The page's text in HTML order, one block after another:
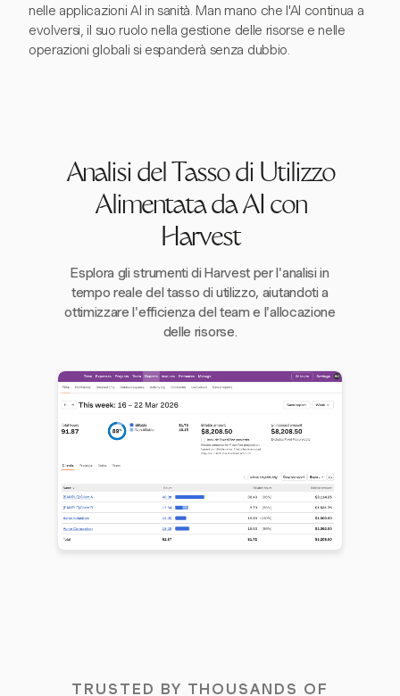
nelle applicazioni AI in sanità. Man mano che l'AI continua a
evolversi, il suo ruolo nella gestione delle risorse e nelle
operazioni globali si espanderà senza dubbio.
Analisi del Tasso di Utilizzo
Alimentata da AI con
Harvest
Esplora gli strumenti di Harvest per l'analisi in
tempo reale del tasso di utilizzo, aiutandoti a
ottimizzare l'efficienza del team e l'allocazione
delle risorse.
TRUSTED BY THOUSANDS OF